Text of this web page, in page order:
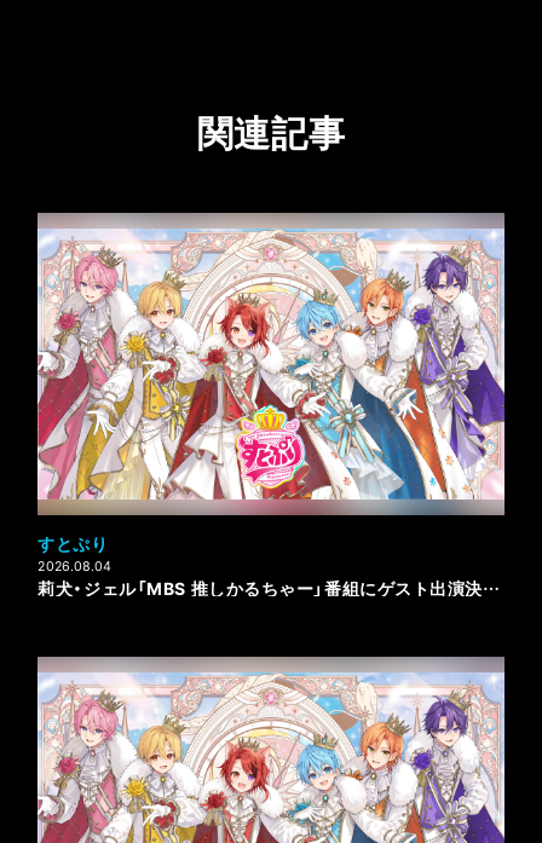
関連記事
すとぷり
2026.08.04
莉犬・ジェル「MBS 推しかるちゃー」番組にゲスト出演決定！